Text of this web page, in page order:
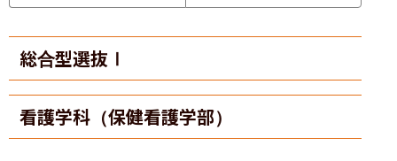
総合型選抜Ⅰ
看護学科（保健看護学部）